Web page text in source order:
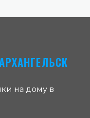
на дому в